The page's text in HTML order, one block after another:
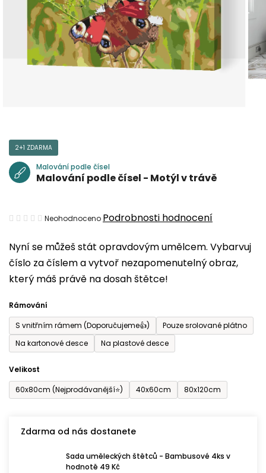
Nyní se můžeš stát opravdovým umělcem. Vybarvuj
číslo za číslem a vytvoř nezapomenutelný obraz,
který máš právě na dosah štětce!
Rámování
S vnitřním rámem (Doporučujeme👍)
Pouze srolované plátno
Na kartonové desce
Na plastové desce
Velikost
60x80cm (Nejprodávanější⭐)
40x60cm 80x120cm
Zdarma od nás dostanete
Sada uměleckých štětců - Bambusové 4ks v
hodnotě 49 Kč
2+1 ZDARMA
Malování podle čísel
Malování podle čísel - Motýl v trávě
Průměrné
produktu
je
0,0
5
hvězdiček.
Neohodnoceno Podrobnosti hodnocení